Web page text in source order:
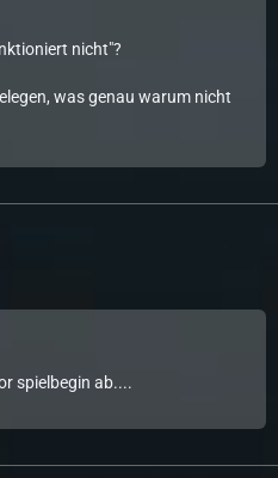
nicht"?
was genau warum nicht
spielbegin ab....